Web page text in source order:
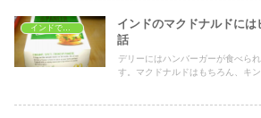
インドでレストラン
インドのマクドナルドには
話
デリーにはハンバーガーが食べら
す。マクドナルドはもちろん、キン